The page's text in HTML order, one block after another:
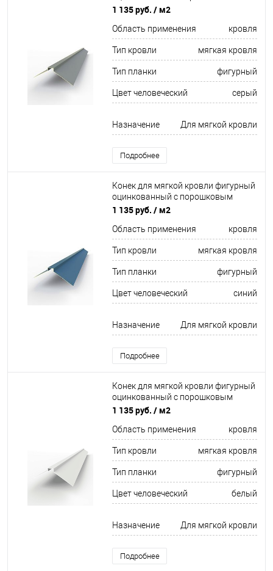
покрытием 0,45мм RAL 7046
1 135 руб. / м2
Область применения кровля
Тип кровли мягкая кровля
Тип планки фигурный
Цвет человеческий серый
Назначение Для мягкой кровли
Подробнее
Конек для мягкой кровли фигурный
оцинкованный c порошковым
покрытием 0,45мм RAL 5007
1 135 руб. / м2
Область применения кровля
Тип кровли мягкая кровля
Тип планки фигурный
Цвет человеческий синий
Назначение Для мягкой кровли
Подробнее
Конек для мягкой кровли фигурный
оцинкованный c порошковым
покрытием 0,45мм RAL 9010
1 135 руб. / м2
Область применения кровля
Тип кровли мягкая кровля
Тип планки фигурный
Цвет человеческий белый
Назначение Для мягкой кровли
Подробнее